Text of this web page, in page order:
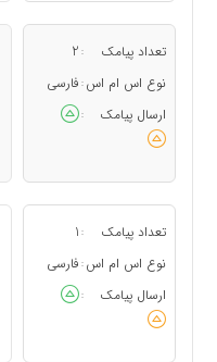
تعداد پیامک :
2
نوع اس ام اس : فارسی
ارسال پیامک
:
تعداد پیامک :
1
نوع اس ام اس : فارسی
ارسال پیامک
: